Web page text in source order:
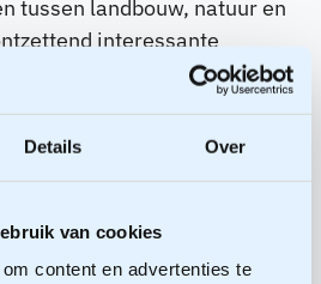
Details Over
van cookies
content en advertenties te
tussen landbouw, natuur en
interessante
je de belangen van de
schijnwerper? Zonder hier
dat ging goed. En dat
met maar één belang
landbouw. Dat is niet eerlijk